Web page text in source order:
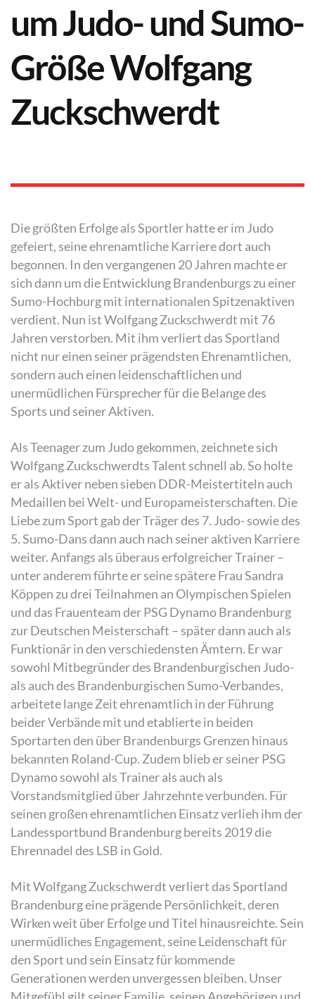
um Judo- und Sumo-
Größe Wolfgang
Zuckschwerdt
Die größten Erfolge als Sportler hatte er im Judo
gefeiert, seine ehrenamtliche Karriere dort auch
begonnen. In den vergangenen 20 Jahren machte er
sich dann um die Entwicklung Brandenburgs zu einer
Sumo-Hochburg mit internationalen Spitzenaktiven
verdient. Nun ist Wolfgang Zuckschwerdt mit 76
Jahren verstorben. Mit ihm verliert das Sportland
nicht nur einen seiner prägendsten Ehrenamtlichen,
sondern auch einen leidenschaftlichen und
unermüdlichen Fürsprecher für die Belange des
Sports und seiner Aktiven.
Als Teenager zum Judo gekommen, zeichnete sich
Wolfgang Zuckschwerdts Talent schnell ab. So holte
er als Aktiver neben sieben DDR-Meistertiteln auch
Medaillen bei Welt- und Europameisterschaften. Die
Liebe zum Sport gab der Träger des 7. Judo- sowie des
5. Sumo-Dans dann auch nach seiner aktiven Karriere
weiter. Anfangs als überaus erfolgreicher Trainer –
unter anderem führte er seine spätere Frau Sandra
Köppen zu drei Teilnahmen an Olympischen Spielen
und das Frauenteam der PSG Dynamo Brandenburg
zur Deutschen Meisterschaft – später dann auch als
Funktionär in den verschiedensten Ämtern. Er war
sowohl Mitbegründer des Brandenburgischen Judo-
als auch des Brandenburgischen Sumo-Verbandes,
arbeitete lange Zeit ehrenamtlich in der Führung
beider Verbände mit und etablierte in beiden
Sportarten den über Brandenburgs Grenzen hinaus
bekannten Roland-Cup. Zudem blieb er seiner PSG
Dynamo sowohl als Trainer als auch als
Vorstandsmitglied über Jahrzehnte verbunden. Für
seinen großen ehrenamtlichen Einsatz verlieh ihm der
Landessportbund Brandenburg bereits 2019 die
Ehrennadel des LSB in Gold.
Mit Wolfgang Zuckschwerdt verliert das Sportland
Brandenburg eine prägende Persönlichkeit, deren
Wirken weit über Erfolge und Titel hinausreichte. Sein
unermüdliches Engagement, seine Leidenschaft für
den Sport und sein Einsatz für kommende
Generationen werden unvergessen bleiben. Unser